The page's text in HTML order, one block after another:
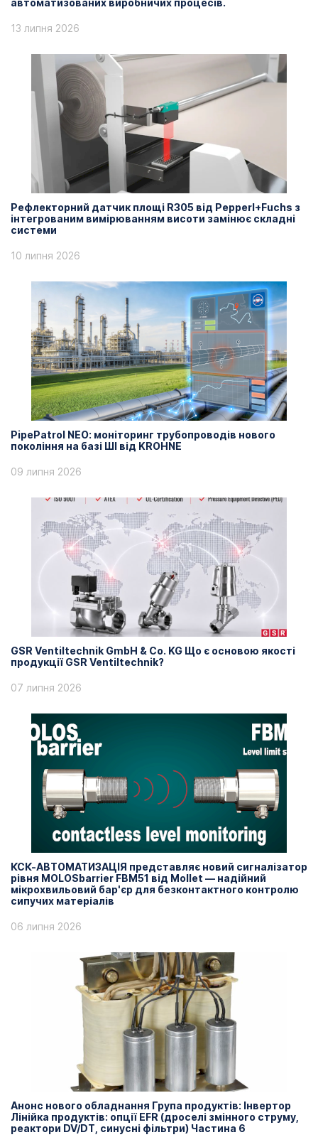
автоматизованих виробничих процесів.
13 липня 2026
Рефлекторний датчик площі R305 від Pepperl+Fuchs з
інтегрованим вимірюванням висоти замінює складні
системи
10 липня 2026
PipePatrol NEO: моніторинг трубопроводів нового
покоління на базі ШІ від KROHNE
09 липня 2026
GSR Ventiltechnik GmbH & Co. KG Що є основою якості
продукції GSR Ventiltechnik?
07 липня 2026
КСК-АВТОМАТИЗАЦІЯ представляє новий сигналізатор
рівня MOLOSbarrier FBM51 від Mollet — надійний
мікрохвильовий бар'єр для безконтактного контролю
сипучих матеріалів
06 липня 2026
Анонс нового обладнання Група продуктів: Інвертор
Лінійка продуктів: опції EFR (дроселі змінного струму,
реактори DV/DT, синусні фільтри) Частина 6